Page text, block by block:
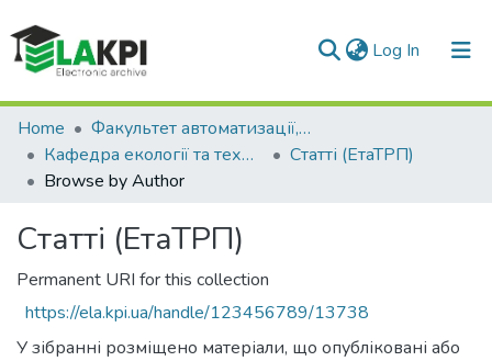
Log In (current)
Communities & Collections
All of DSpace
Home
Факультет автоматизації, промислової інженерії та екології (ФАПІЕ)
Кафедра екології та технології рослинних полімерів (ЕтаТРП)
Статті (ЕтаТРП)
Browse by Author
Статті (ЕтаТРП)
Permanent URI for this collection
https://ela.kpi.ua/handle/123456789/13738
У зібранні розміщено матеріали, що опубліковані або